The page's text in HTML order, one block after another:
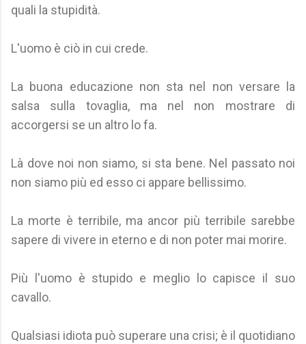
quali la stupidità.
L'uomo è ciò in cui crede.
La buona educazione non sta nel non versare la
salsa sulla tovaglia, ma nel non mostrare di
accorgersi se un altro lo fa.
Là dove noi non siamo, si sta bene. Nel passato noi
non siamo più ed esso ci appare bellissimo.
La morte è terribile, ma ancor più terribile sarebbe
sapere di vivere in eterno e di non poter mai morire.
Più l'uomo è stupido e meglio lo capisce il suo
cavallo.
Qualsiasi idiota può superare una crisi; è il quotidiano